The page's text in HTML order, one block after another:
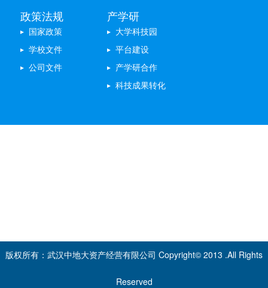
政策法规
国家政策
学校文件
公司文件
产学研
大学科技园
平台建设
产学研合作
科技成果转化
版权所有：武汉中地大资产经营有限公司 Copyright© 2013 .All Rights
Reserved